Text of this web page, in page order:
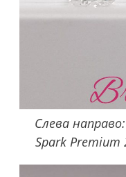
Слева
Spark Premium